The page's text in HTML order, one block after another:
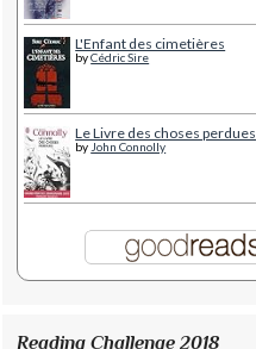
L'Enfant des cimetières
byCédric Sire
Le Livre des choses perdues
byJohn Connolly
Reading Challenge 2018